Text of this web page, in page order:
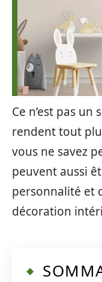
Ce n’est pas
rendent tout
vous ne savez
peuvent aussi
personnalité et
décoration